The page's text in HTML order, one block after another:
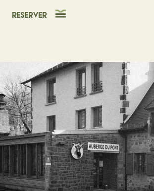
Reserver